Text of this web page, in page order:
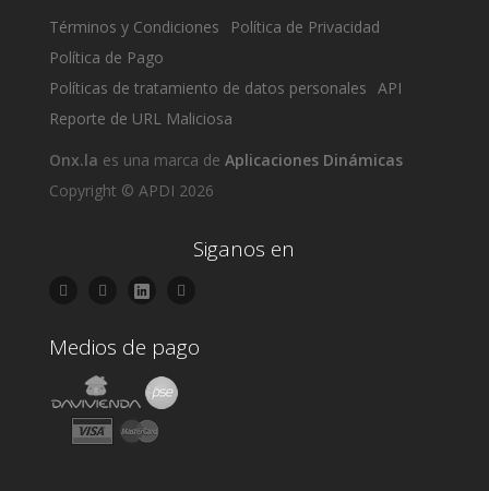
Términos y Condiciones
Política de Privacidad
Política de Pago
Políticas de tratamiento de datos personales API
Reporte de URL Maliciosa
Onx.la es una marca de Aplicaciones Dinámicas
Copyright © APDI 2026
Siganos en
Medios de pago